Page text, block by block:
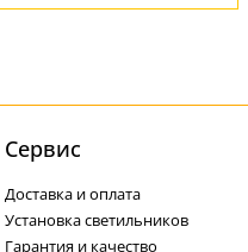
Cервис
Доставка и оплата
Установка светильников
Гарантия и качество